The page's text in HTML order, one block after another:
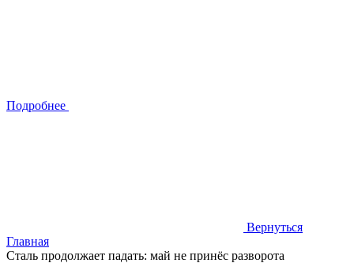
Подробнее
Вернуться
Главная
Сталь продолжает падать: май не принёс разворота